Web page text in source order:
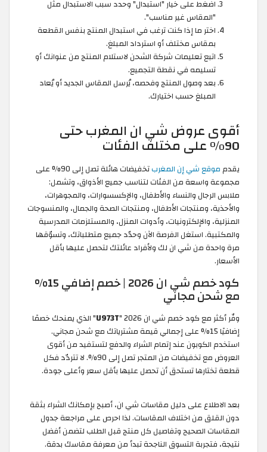
اضغط على خيار "استبدال" وحدد سبب الاستبدال مثل
"المقاس غير مناسب".
اختر ما إذا كنت ترغب في استبدال المنتج بنفس القطعة
بمقاس مختلف أو استرداد المبلغ.
اتبع تعليمات شركة الشحن لاستلام المنتج من عنوانك أو
تسليمه في نقطة التجميع.
بعد وصول المنتج وفحصه، يُرسل المقاس الجديد أو يُعاد
المبلغ حسب اختيارك.
أقوى عروض شي ان المغرب حتى
90% على مختلف الفئات
يقدم موقع شي إن المغرب
تخفيضات هائلة تصل إلى 90% على
مجموعة واسعة من الفئات لتناسب جميع الأذواق، وتشمل:
ملابس الرجال والنساء والأطفال، والإكسسوارات، والمجوهرات،
والأحذية، ومنتجات الأطفال، ومنتجات الصحة والجمال، والمنسوجات
المنزلية، والإلكترونيات، وأدوات المنزل، والمستلزمات المدرسية
والمكتبية. استغل الفرصة الآن وحدّد جميع متطلباتك، وتسوّقها
مرة واحدة من شي ان لك ولأفراد عائلتك لتحصل عليها بأقل
الأسعار.
كود خصم شي ان 2026 | خصم إضافي 15%
مع شحن مجاني
وفّر أكثر مع كود خصم شي ان 2026 " U973T" الذي يمنحك خصمًا
إضافيًا 15% على إجمالي قيمة مشترياتك مع شحن مجاني.
استخدم الكوبون عند إتمام الشراء والدفع لتستفيد من أقوى
العروض مع تخفيضات من المتجر تصل إلى 90%. لا تتردّد فكل
قطعة تختارها تستحق أن تحصل عليها بأقل سعر وأعلى جودة.
بعد الاطلاع على دليل مقاسات شي ان، أصبح بإمكانك الشراء بثقة
دون القلق من اختلاف المقاسات. لذا احرص على مراجعة جدول
المقاسات الصحيح وتفاصيل كل منتج قبل الطلب لتضمن أفضل
نتيجة، فتجربة التسوق الناجحة تبدأ من معرفة مقاسك بدقة.